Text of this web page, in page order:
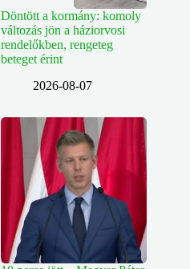
Döntött a kormány: komoly
változás jön a háziorvosi
rendelőkben, rengeteg
beteget érint
2026-08-07